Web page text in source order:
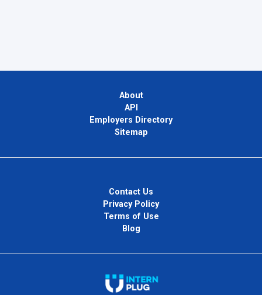
About
API
Employers Directory
Sitemap
Contact Us
Privacy Policy
Terms of Use
Blog